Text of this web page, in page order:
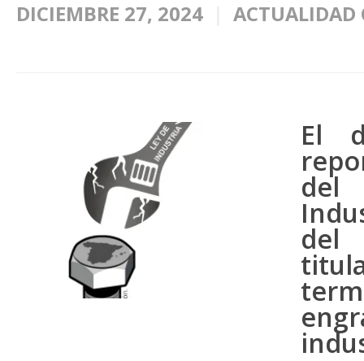
DICIEMBRE 27, 2024
ACTUALIDAD
El
del
del